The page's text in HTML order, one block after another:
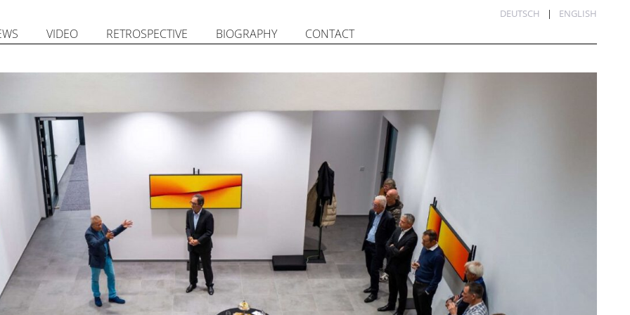
DEUTSCH ENGLISH
VIDEO RETROSPECTIVE BIOGRAPHY CONTACT